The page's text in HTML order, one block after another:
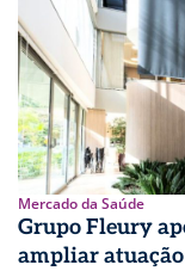
Mercado da Saúde
Grupo Fleury
ampliar